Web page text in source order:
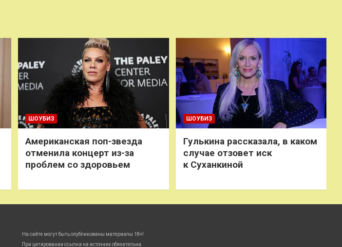
ШОУБИЗ
Американская поп-звезда
отменила концерт из-за
проблем со здоровьем
ШОУБИЗ
Гулькина рассказала, в каком
случае отзовет иск
к Суханкиной
На сайте могут быть опубликованы материалы 18+!
При цитировании ссылка на источник обязательна.